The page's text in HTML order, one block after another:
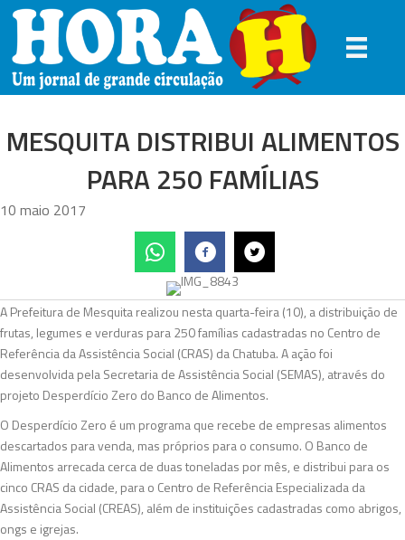
MESQUITA DISTRIBUI ALIMENTOS
PARA 250 FAMÍLIAS
10 maio 2017
A Prefeitura de Mesquita realizou nesta quarta-feira (10), a distribuição de
frutas, legumes e verduras para 250 famílias cadastradas no Centro de
Referência da Assistência Social (CRAS) da Chatuba. A ação foi
desenvolvida pela Secretaria de Assistência Social (SEMAS), através do
projeto Desperdício Zero do Banco de Alimentos.
O Desperdício Zero é um programa que recebe de empresas alimentos
descartados para venda, mas próprios para o consumo. O Banco de
Alimentos arrecada cerca de duas toneladas por mês, e distribui para os
cinco CRAS da cidade, para o Centro de Referência Especializada da
Assistência Social (CREAS), além de instituições cadastradas como abrigos,
ongs e igrejas.